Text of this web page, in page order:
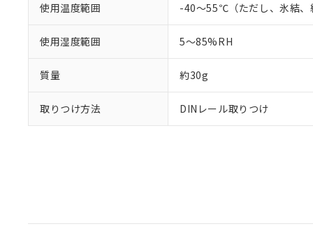
使用温度範囲 -40～55℃（ただし、氷結、
使用湿度範囲 5～85%RH
質量 約30g
取りつけ方法 DINレール取りつけ